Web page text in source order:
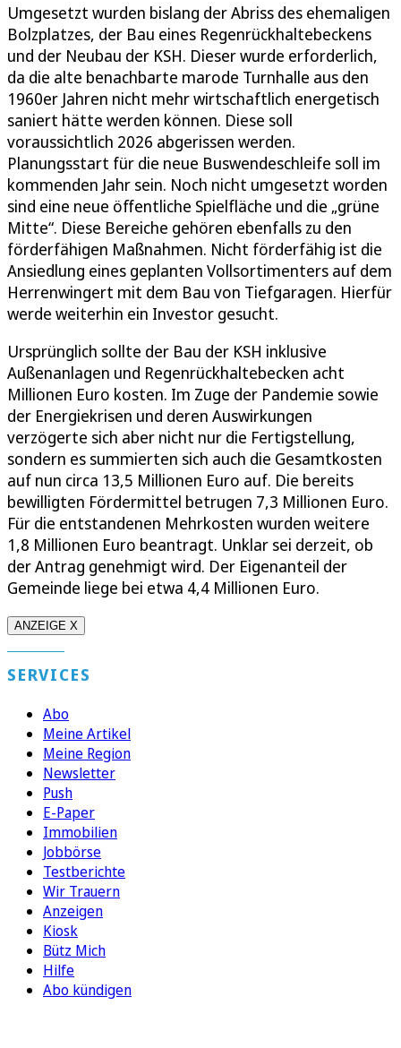
Umgesetzt wurden bislang der Abriss des ehemaligen
Bolzplatzes, der Bau eines Regenrückhaltebeckens
und der Neubau der KSH. Dieser wurde erforderlich,
da die alte benachbarte marode Turnhalle aus den
1960er Jahren nicht mehr wirtschaftlich energetisch
saniert hätte werden können. Diese soll
voraussichtlich 2026 abgerissen werden.
Planungsstart für die neue Buswendeschleife soll im
kommenden Jahr sein. Noch nicht umgesetzt worden
sind eine neue öffentliche Spielfläche und die „grüne
Mitte“. Diese Bereiche gehören ebenfalls zu den
förderfähigen Maßnahmen. Nicht förderfähig ist die
Ansiedlung eines geplanten Vollsortimenters auf dem
Herrenwingert mit dem Bau von Tiefgaragen. Hierfür
werde weiterhin ein Investor gesucht.
Ursprünglich sollte der Bau der KSH inklusive
Außenanlagen und Regenrückhaltebecken acht
Millionen Euro kosten. Im Zuge der Pandemie sowie
der Energiekrisen und deren Auswirkungen
verzögerte sich aber nicht nur die Fertigstellung,
sondern es summierten sich auch die Gesamtkosten
auf nun circa 13,5 Millionen Euro auf. Die bereits
bewilligten Fördermittel betrugen 7,3 Millionen Euro.
Für die entstandenen Mehrkosten wurden weitere
1,8 Millionen Euro beantragt. Unklar sei derzeit, ob
der Antrag genehmigt wird. Der Eigenanteil der
Gemeinde liege bei etwa 4,4 Millionen Euro.
ANZEIGE X
SERVICES
Abo
Meine Artikel
Meine Region
Newsletter
Push
E-Paper
Immobilien
Jobbörse
Testberichte
Wir Trauern
Anzeigen
Kiosk
Bütz Mich
Hilfe
Abo kündigen